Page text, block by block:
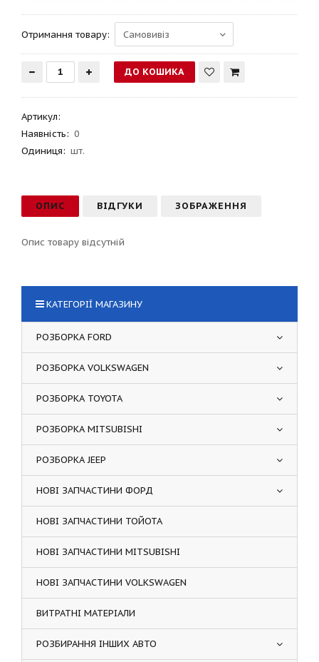
Отримання товару:
Артикул:
Наявність: 0
Одиниця: шт.
ОПИС ВІДГУКИ ЗОБРАЖЕННЯ
Опис товару відсутній
КАТЕГОРІЇ МАГАЗИНУ
РОЗБОРКА FORD
РОЗБОРКА VOLKSWAGEN
РОЗБОРКА TOYOTA
РОЗБОРКА MITSUBISHI
РОЗБОРКА JEEP
НОВІ ЗАПЧАСТИНИ ФОРД
НОВІ ЗАПЧАСТИНИ ТОЙОТА
НОВІ ЗАПЧАСТИНИ MITSUBISHI
НОВІ ЗАПЧАСТИНИ VOLKSWAGEN
ВИТРАТНІ МАТЕРІАЛИ
РОЗБИРАННЯ ІНШИХ АВТО